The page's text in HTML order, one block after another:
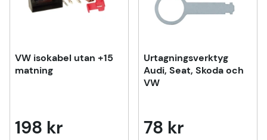
VW isokabel utan +15
matning
198 kr
Urtagningsverktyg
Audi, Seat, Skoda och
VW
78 kr